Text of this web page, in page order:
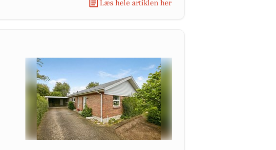
Læs hele artiklen her